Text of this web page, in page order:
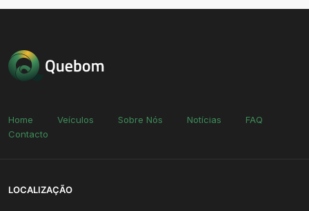
Home Veículos Sobre Nós Notícias
FAQ
Contacto
LOCALIZAÇÃO